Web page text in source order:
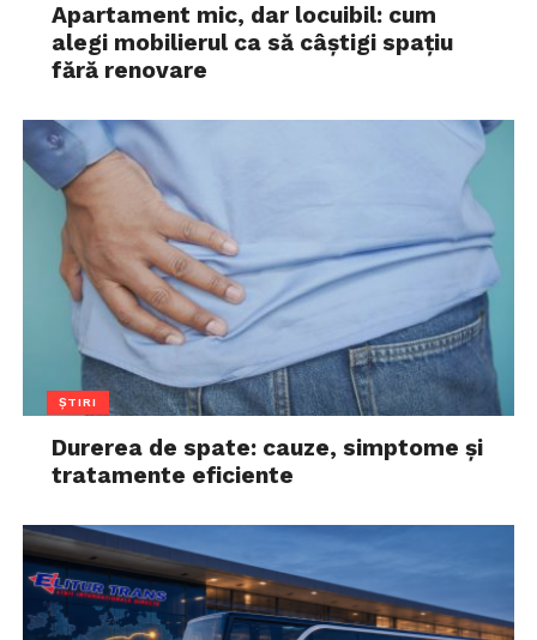
Apartament mic, dar locuibil: cum
alegi mobilierul ca să câștigi spațiu
fără renovare
ȘTIRI
Durerea de spate: cauze, simptome și
tratamente eficiente